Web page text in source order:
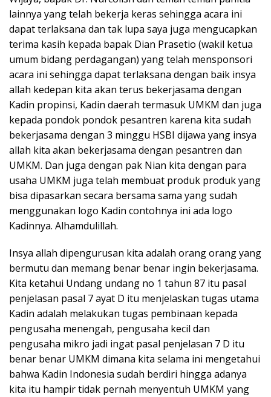
lainnya yang telah bekerja keras sehingga acara ini
dapat terlaksana dan tak lupa saya juga mengucapkan
terima kasih kepada bapak Dian Prasetio (wakil ketua
umum bidang perdagangan) yang telah mensponsori
acara ini sehingga dapat terlaksana dengan baik insya
allah kedepan kita akan terus bekerjasama dengan
Kadin propinsi, Kadin daerah termasuk UMKM dan juga
kepada pondok pondok pesantren karena kita sudah
bekerjasama dengan 3 minggu HSBI dijawa yang insya
allah kita akan bekerjasama dengan pesantren dan
UMKM. Dan juga dengan pak Nian kita dengan para
usaha UMKM juga telah membuat produk produk yang
bisa dipasarkan secara bersama sama yang sudah
menggunakan logo Kadin contohnya ini ada logo
Kadinnya. Alhamdulillah.
Insya allah dipengurusan kita adalah orang orang yang
bermutu dan memang benar benar ingin bekerjasama.
Kita ketahui Undang undang no 1 tahun 87 itu pasal
penjelasan pasal 7 ayat D itu menjelaskan tugas utama
Kadin adalah melakukan tugas pembinaan kepada
pengusaha menengah, pengusaha kecil dan
pengusaha mikro jadi ingat pasal penjelasan 7 D itu
benar benar UMKM dimana kita selama ini mengetahui
bahwa Kadin Indonesia sudah berdiri hingga adanya
kita itu hampir tidak pernah menyentuh UMKM yang